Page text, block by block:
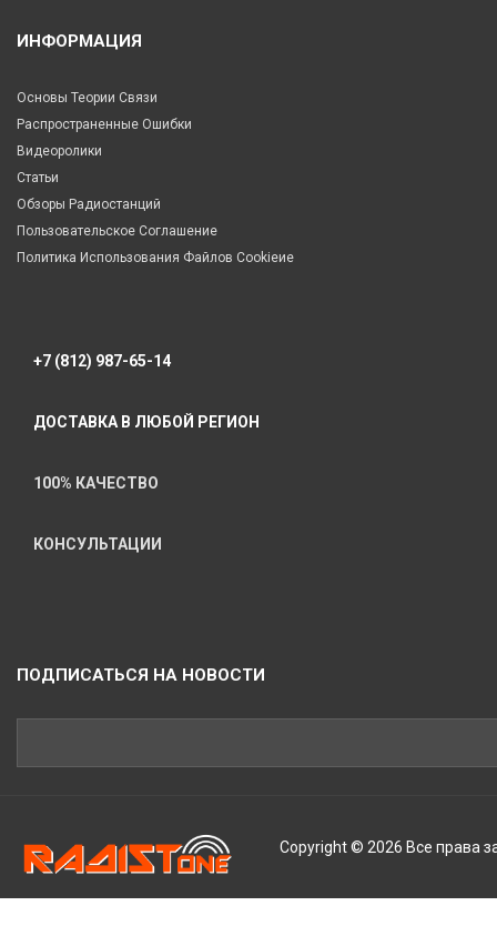
ИНФОРМАЦИЯ
Основы Теории Связи
Распространенные Ошибки
Видеоролики
Статьи
Обзоры Радиостанций
Пользовательское Соглашение
Политика Использования Файлов Cookieие
+7 (812) 987-65-14
ДОСТАВКА В ЛЮБОЙ РЕГИОН
100% КАЧЕСТВО
КОНСУЛЬТАЦИИ
ПОДПИСАТЬСЯ НА НОВОСТИ
Copyright © 2026 Все права